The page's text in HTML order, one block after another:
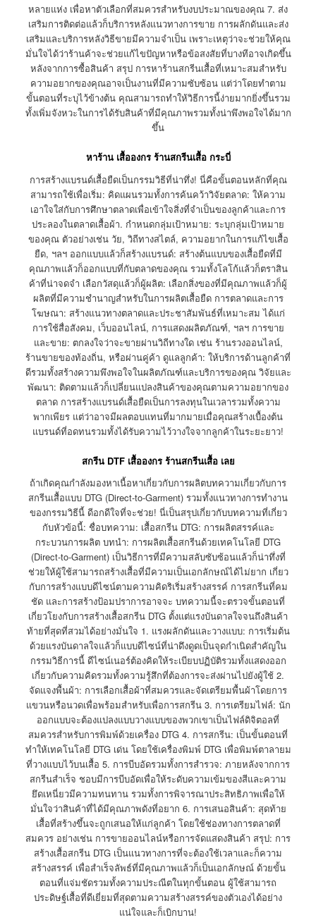
หลายแห่ง เพื่อหาตัวเลือกที่สมควรสำหรับงบประมาณของคุณ 7. ส่ง
เสริมการติดต่อแล้วก็บริการหลังแนวทางการขาย การผลักดันและส่ง
เสริมและบริการหลังวิธีขายมีความจำเป็น เพราะเหตุว่าจะช่วยให้คุณ
มั่นใจได้ว่าร้านค้าจะช่วยแก้ไขปัญหาหรือข้อสงสัยที่บางทีอาจเกิดขึ้น
หลังจากการซื้อสินค้า สรุป การหาร้านสกรีนเสื้อที่เหมาะสมสำหรับ
ความอยากของคุณอาจเป็นงานที่มีความซับซ้อน แต่ว่าโดยทำตาม
ขั้นตอนที่ระบุไว้ข้างต้น คุณสามารถทำให้วิธีการนี้ง่ายมากยิ่งขึ้นรวม
ทั้งเพิ่มจังหวะในการได้รับสินค้าที่มีคุณภาพรวมทั้งน่าพึงพอใจได้มาก
ขึ้น
หาร้าน เสื้อองกร ร้านสกรีนเสื้อ กระบี่
การสร้างแบรนด์เสื้อยืดเป็นกรรมวิธีที่น่าทึ่ง! นี่คือขั้นตอนหลักที่คุณ
สามารถใช้เพื่อเริ่ม: คิดแผนรวมทั้งการค้นคว้าวิจัยตลาด: ให้ความ
เอาใจใส่กับการศึกษาตลาดเพื่อเข้าใจสิ่งที่จำเป็นของลูกค้าและการ
ประลองในตลาดเสื้อผ้า. กำหนดกลุ่มเป้าหมาย: ระบุกลุ่มเป้าหมาย
ของคุณ ตัวอย่างเช่น วัย, วิถีทางสไตล์, ความอยากในการแก้ไขเสื้อ
ยืด, ฯลฯ ออกแบบแล้วก็สร้างแบรนด์: สร้างต้นแบบของเสื้อยืดที่มี
คุณภาพแล้วก็ออกแบบที่กับตลาดของคุณ รวมทั้งโลโก้แล้วก็ตราสิน
ค้าที่น่าจดจำ เลือกวัสดุแล้วก็ผู้ผลิต: เลือกสิ่งของที่มีคุณภาพแล้วก็ผู้
ผลิตที่มีความชำนาญสำหรับในการผลิตเสื้อยืด การตลาดและการ
โฆษณา: สร้างแนวทางตลาดและประชาสัมพันธ์ที่เหมาะสม ได้แก่
การใช้สื่อสังคม, เว็บออนไลน์, การแสดงผลิตภัณฑ์, ฯลฯ การขาย
และขาย: ตกลงใจว่าจะขายผ่านวิถีทางใด เช่น ร้านรวงออนไลน์,
ร้านขายของท้องถิ่น, หรือผ่านคู่ค้า ดูแลลูกค้า: ให้บริการด้านลูกค้าที่
ดีรวมทั้งสร้างความพึงพอใจในผลิตภัณฑ์และบริการของคุณ วิจัยและ
พัฒนา: ติดตามแล้วก็เปลี่ยนแปลงสินค้าของคุณตามความอยากของ
ตลาด การสร้างแบรนด์เสื้อยืดเป็นการลงทุนในเวลารวมทั้งความ
พากเพียร แต่ว่าอาจมีผลตอบแทนที่มากมายเมื่อคุณสร้างเบื้องต้น
แบรนด์ที่อดทนรวมทั้งได้รับความไว้วางใจจากลูกค้าในระยะยาว!
สกรีน DTF เสื้อองกร ร้านสกรีนเสื้อ เลย
ถ้าเกิดคุณกำลังมองหาเนื้อหาเกี่ยวกับการผลิตบทความเกี่ยวกับการ
สกรีนเสื้อแบบ DTG (Direct-to-Garment) รวมทั้งแนวทางการทำงาน
ของกรรมวิธีนี้ ดีอกดีใจที่จะช่วย! นี่เป็นสรุปเกี่ยวกับบทความที่เกี่ยว
กับหัวข้อนี้: ชื่อบทความ: เสื้อสกรีน DTG: การผลิตสรรค์และ
กระบวนการผลิต บทนำ: การผลิตเสื้อสกรีนด้วยเทคโนโลยี DTG
(Direct-to-Garment) เป็นวิธีการที่มีความสลับซับซ้อนแล้วก็น่าทึ่งที่
ช่วยให้ผู้ใช้สามารถสร้างเสื้อที่มีความเป็นเอกลักษณ์ได้ไม่ยาก เกี่ยว
กับการสร้างแบบดีไซน์ตามความคิดริเริ่มสร้างสรรค์ การสกรีนที่คม
ชัด และการสร้างป้อมปราการอาจจะ บทความนี้จะตรวจขั้นตอนที่
เกี่ยวโยงกับการสร้างเสื้อสกรีน DTG ตั้งแต่แรงบันดาลใจจนถึงสินค้า
ท้ายที่สุดที่สวมได้อย่างมั่นใจ 1. แรงผลักดันและวางแบบ: การเริ่มต้น
ด้วยแรงบันดาลใจแล้วก็แบบดีไซน์ที่น่าดึงดูดเป็นจุดกำเนิดสำคัญใน
กรรมวิธีการนี้ ดีไซน์เนอร์ต้องคิดให้ระเบียบปฏิบัติรวมทั้งแสดงออก
เกี่ยวกับความคิดรวมทั้งความรู้สึกที่ต้องการจะส่งผ่านไปยังผู้ใช้ 2.
จัดแจงพื้นผ้า: การเลือกเสื้อผ้าที่สมควรและจัดเตรียมพื้นผ้าโดยการ
แขวนหรือนวดเพื่อพร้อมสำหรับเพื่อการสกรีน 3. การเตรียมไฟล์: นัก
ออกแบบจะต้องแปลงแบบวางแบบของพวกเขาเป็นไฟล์ดิจิตอลที่
สมควรสำหรับการพิมพ์ด้วยเครื่อง DTG 4. การสกรีน: เป็นขั้นตอนที่
ทำให้เทคโนโลยี DTG เด่น โดยใช้เครื่องพิมพ์ DTG เพื่อพิมพ์ตาลายม
ที่วางแบบไว้บนเสื้อ 5. การบีบอัดรวมทั้งการสำรวจ: ภายหลังจากการ
สกรีนสำเร็จ ชอบมีการบีบอัดเพื่อให้ระดับความเข้มของสีและความ
ยึดเหนี่ยวมีความทนทาน รวมทั้งการพิจารณาประสิทธิภาพเพื่อให้
มั่นใจว่าสินค้าที่ได้มีคุณภาพดังที่อยาก 6. การเสนอสินค้า: สุดท้าย
เสื้อที่สร้างขึ้นจะถูกเสนอให้แก่ลูกค้า โดยใช้ช่องทางการตลาดที่
สมควร อย่างเช่น การขายออนไลน์หรือการจัดแสดงสินค้า สรุป: การ
สร้างเสื้อสกรีน DTG เป็นแนวทางการที่จะต้องใช้เวลาและก็ความ
สร้างสรรค์ เพื่อสำเร็จลัพธ์ที่มีคุณภาพแล้วก็เป็นเอกลักษณ์ ด้วยขั้น
ตอนที่แจ่มชัดรวมทั้งความประณีตในทุกขั้นตอน ผู้ใช้สามารถ
ประดิษฐ์เสื้อที่ดีเยี่ยมที่สุดตามความสร้างสรรค์ของตัวเองได้อย่าง
แน่ใจและก็เบิกบาน!